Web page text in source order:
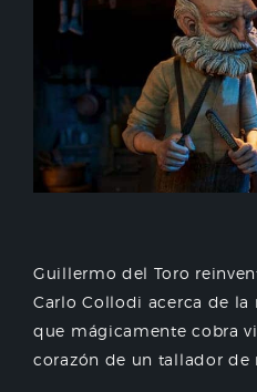
Guillermo del Toro
Carlo Collodi acerca de
que mágicamente cobra
corazón de un tallador de